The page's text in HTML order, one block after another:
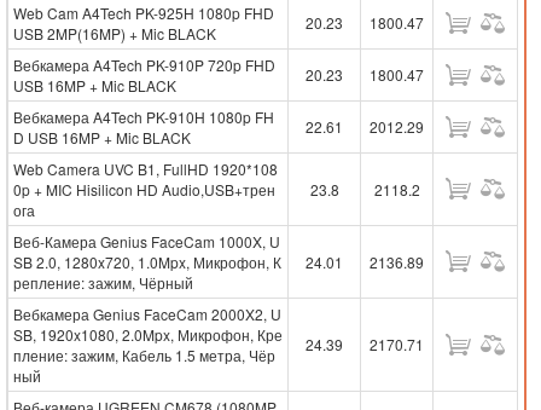
Web Cam A4Tech PK-925H 1080p FHD
USB 2MP(16MP) + Mic BLACK
20.23 1800.47
Вебкамера A4Tech PK-910P 720p FHD
USB 16MP + Mic BLACK
20.23 1800.47
Вебкамера A4Tech PK-910H 1080p FH
D USB 16MP + Mic BLACK
22.61 2012.29
Web Camera UVC B1, FullHD 1920*108
0p + MIC Hisilicon HD Audio,USB+трен
ога
23.8 2118.2
Веб-Камера Genius FaceCam 1000X, U
SB 2.0, 1280x720, 1.0Mpx, Микрофон, К
репление: зажим, Чёрный
24.01 2136.89
Вебкамера Genius FaceCam 2000X2, U
SB, 1920x1080, 2.0Mpx, Микрофон, Кре
пление: зажим, Кабель 1.5 метра, Чёр
ный
24.39 2170.71